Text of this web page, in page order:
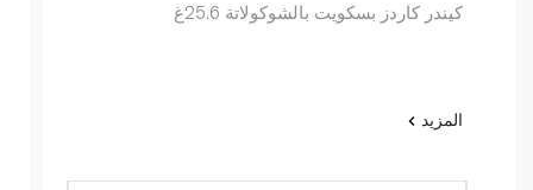
كيندر كاردز بسكويت بالشوكولاتة 25.6غ
المزيد